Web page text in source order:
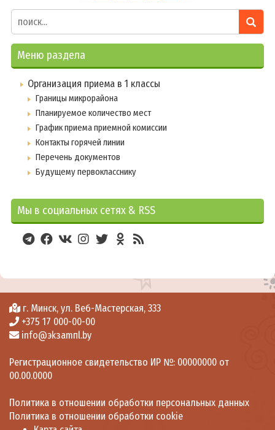
Контакты горячей линии
Перечень документов
Будущему первокласснику
Платные услуги
Гидротерапия
Массаж
Лечебная физкультура
Профориентация
Знаменитые выпускники
Информационно-разъяснительная работа
Государственная символика
2026 - Год белорусской женщины
Полезная информация
Азбука здоровья
Здоровый образ жизни
Меню раздела
Организация приема в 1 классы
Границы микрорайона
Планируемое количество мест
График приема приемной комиссии
Контакты горячей линии
Перечень документов
Будущему первокласснику
Мы в социальных сетях & RSS
г. Минск, ул. Веб-Мастерская, 333
+375 17 000-00-00
info@эkзamпl.by
Регистрационное свидетельство ИР №: 00000000 от
00.00.0000
Политика в отношении обработки персональных данных
Политика в отношении обработки cookie